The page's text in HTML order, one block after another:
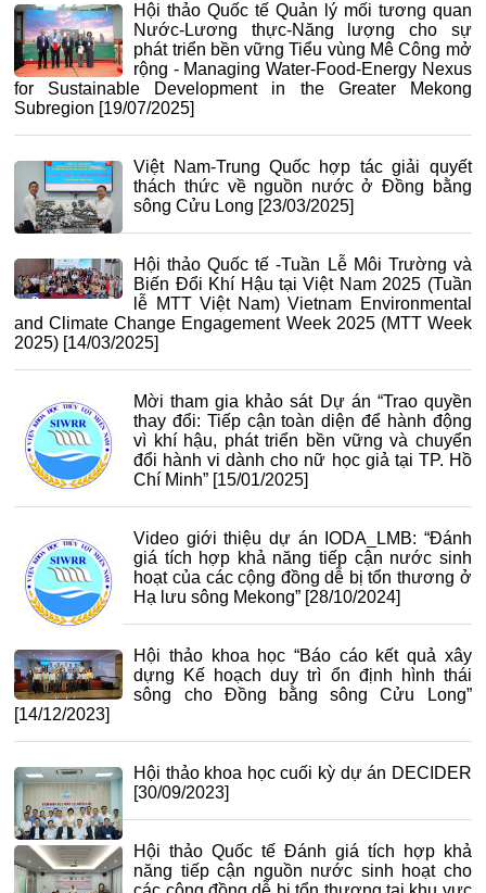
Hội thảo Quốc tế Quản lý mối tương quan
Nước-Lương thực-Năng lượng cho sự
phát triển bền vững Tiểu vùng Mê Công mở
rộng - Managing Water-Food-Energy Nexus
for Sustainable Development in the Greater Mekong
Subregion [19/07/2025]
Việt Nam-Trung Quốc hợp tác giải quyết
thách thức về nguồn nước ở Đồng bằng
sông Cửu Long [23/03/2025]
Hội thảo Quốc tế -Tuần Lễ Môi Trường và
Biến Đổi Khí Hậu tại Việt Nam 2025 (Tuần
lễ MTT Việt Nam) Vietnam Environmental
and Climate Change Engagement Week 2025 (MTT Week
2025) [14/03/2025]
Mời tham gia khảo sát Dự án “Trao quyền
thay đổi: Tiếp cận toàn diện để hành động
vì khí hậu, phát triển bền vững và chuyển
đổi hành vi dành cho nữ học giả tại TP. Hồ
Chí Minh” [15/01/2025]
Video giới thiệu dự án IODA_LMB: “Đánh
giá tích hợp khả năng tiếp cận nước sinh
hoạt của các cộng đồng dễ bị tổn thương ở
Hạ lưu sông Mekong” [28/10/2024]
Hội thảo khoa học “Báo cáo kết quả xây
dựng Kế hoạch duy trì ổn định hình thái
sông cho Đồng bằng sông Cửu Long”
[14/12/2023]
Hội thảo khoa học cuối kỳ dự án DECIDER
[30/09/2023]
Hội thảo Quốc tế Đánh giá tích hợp khả
năng tiếp cận nguồn nước sinh hoạt cho